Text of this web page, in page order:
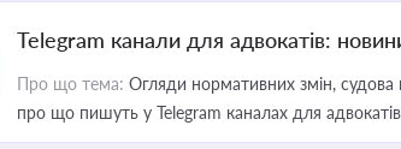
Telegram канали для адвокатів:
Про що тема: Огляди нормативних змін, судова
про що пишуть у Telegram каналах для адвокатів